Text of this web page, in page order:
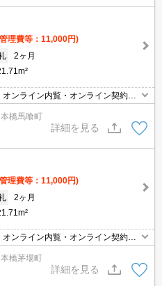
理費等：11,000円)
2ヶ月
ンライン内覧・オンライン契約等
りません♪弊社ではネットに掲載さ
なりますので気になる物件は全て
橋馬喰町
詳細を見る
理費等：11,000円)
2ヶ月
ンライン内覧・オンライン契約等
りません♪弊社ではネットに掲載さ
なりますので気になる物件は全て
橋茅場町
詳細を見る